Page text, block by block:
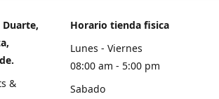
&
Horario tienda fisica
Lunes - Viernes
08:00 am - 5:00 pm
Sabado